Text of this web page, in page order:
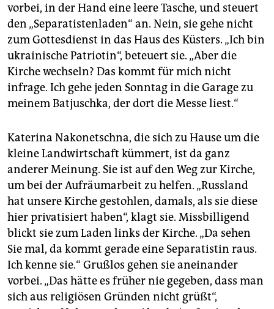
vorbei, in der Hand eine leere Tasche, und steuert
den „Separatistenladen“ an. Nein, sie gehe nicht
zum Gottesdienst in das Haus des Küsters. „Ich bin
ukrainische Patriotin“, beteuert sie. „Aber die
Kirche wechseln? Das kommt für mich nicht
infrage. Ich gehe jeden Sonntag in die Garage zu
meinem Batjuschka, der dort die Messe liest.“
Katerina Nakonetschna, die sich zu Hause um die
kleine Landwirtschaft kümmert, ist da ganz
anderer Meinung. Sie ist auf den Weg zur Kirche,
um bei der Aufräumarbeit zu helfen. „Russland
hat unsere Kirche gestohlen, damals, als sie diese
hier privatisiert haben“, klagt sie. Missbilligend
blickt sie zum Laden links der Kirche. „Da sehen
Sie mal, da kommt gerade eine Separatistin raus.
Ich kenne sie.“ Grußlos gehen sie aneinander
vorbei. „Das hätte es früher nie gegeben, dass man
sich aus religiösen Gründen nicht grüßt“,